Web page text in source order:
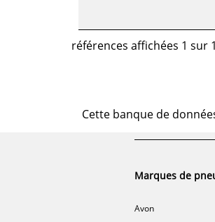
références affichées 1 sur
Cette banque de
Marques de
Avon